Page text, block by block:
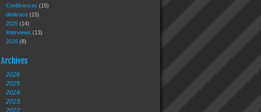
Conférences (15)
dédicace (15)
2025 (14)
Interviews (13)
2026 (8)
Archives
2026
2025
2024
2023
2022